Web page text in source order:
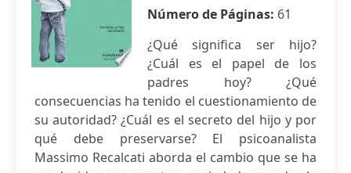
Número de Páginas: 61
¿Qué significa ser hijo?
¿Cuál es el papel de los
padres hoy? ¿Qué
consecuencias ha tenido el cuestionamiento de
su autoridad? ¿Cuál es el secreto del hijo y por
qué debe preservarse? El psicoanalista
Massimo Recalcati aborda el cambio que se ha